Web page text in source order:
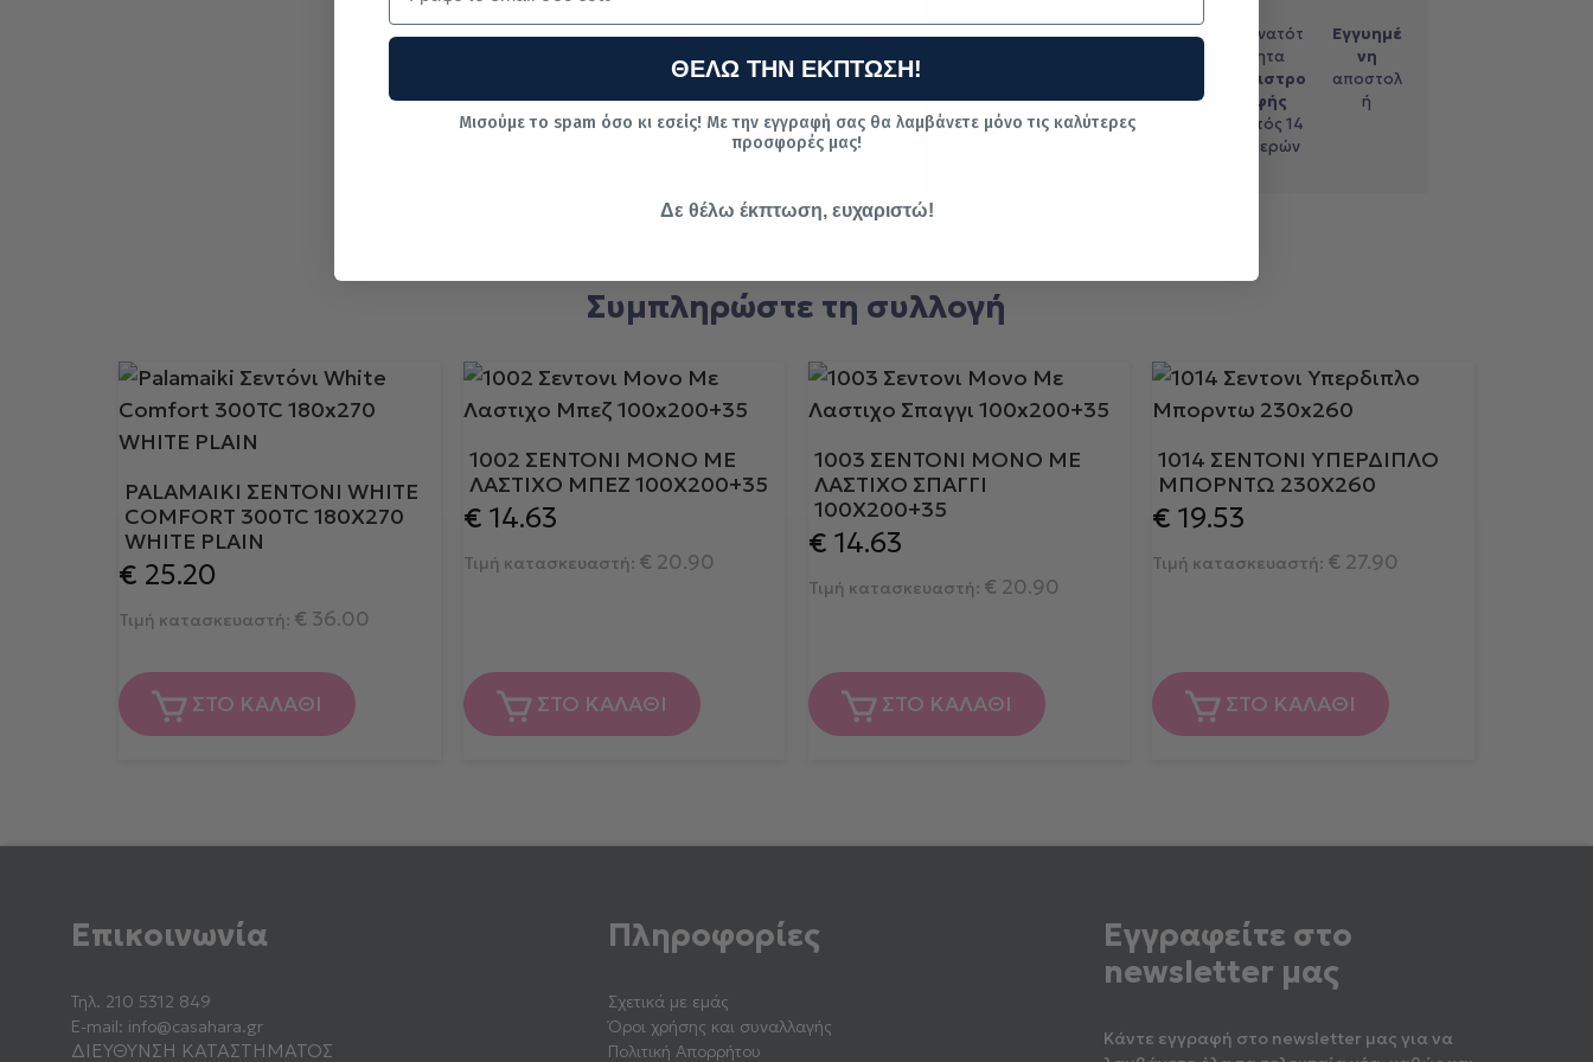
Ασφαλεί
γές με
κάρτα
Πληρωμή
αβολή
Εύκολες
αγορές
Δυνατότ
ητα
επιστρο
φής
εντός 14
ημερών
Εγγυημέ
νη
αποστολ
ή
Συμπληρώστε τη συλλογή
PALAMAIKI ΣΕΝΤΌΝΙ WHITE
COMFORT 300TC 180X270
WHITE PLAIN
€ 25.20
Τιμή κατασκευαστή: € 36.00
ΣΤΟ ΚΑΛΑΘΙ
1002 ΣΕΝΤΟΝΙ ΜΟΝΟ ΜΕ
ΛΑΣΤΙΧΟ ΜΠΕΖ 100X200+35
€ 14.63
Τιμή κατασκευαστή: €20.90
ΣΤΟ ΚΑΛΑΘΙ
1003 ΣΕΝΤΟΝΙ ΜΟΝΟ ΜΕ
ΛΑΣΤΙΧΟ ΣΠΑΓΓΙ
100X200+35
€ 14.63
Τιμή κατασκευαστή: €20.90
ΣΤΟ ΚΑΛΑΘΙ
1014 ΣΕΝΤΟΝΙ ΥΠΕΡΔΙΠΛΟ
ΜΠΟΡΝΤΩ 230X260
€ 19.53
Τιμή κατασκευαστή: € 27.90
ΣΤΟ ΚΑΛΑΘΙ
Επικοινωνία
Τηλ. 210 5312 849
E-mail: info@casahara.gr
ΔΙΕΥΘΥΝΣΗ ΚΑΤΑΣΤΗΜΑΤΟΣ
Πληροφορίες
Σχετικά με εμάς
Όροι χρήσης και συναλλαγής
Πολιτική Απορρήτου
Εγγραφείτε στο
newsletter μας
Κάντε εγγραφή στο newsletter μας για να
ΘΕΛΩ ΤΗΝ ΕΚΠΤΩΣΗ!
Μισούμε το spam όσο κι εσείς! Με την εγγραφή σας θα λαμβάνετε μόνο τις καλύτερες
προσφορές μας!
Δε θέλω έκπτωση, ευχαριστώ!